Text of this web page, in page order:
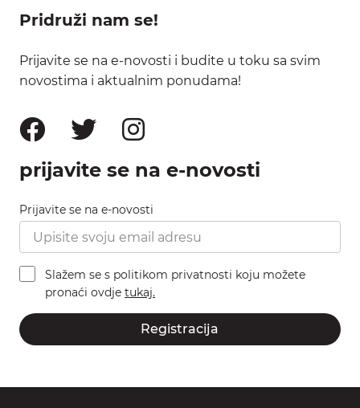
Pridruži nam se!
Prijavite se na e-novosti i budite u toku sa svim
novostima i aktualnim ponudama!
prijavite se na e-novosti
Prijavite se na e-novosti
Slažem se s politikom privatnosti koju možete
pronaći ovdje tukaj.
Registracija